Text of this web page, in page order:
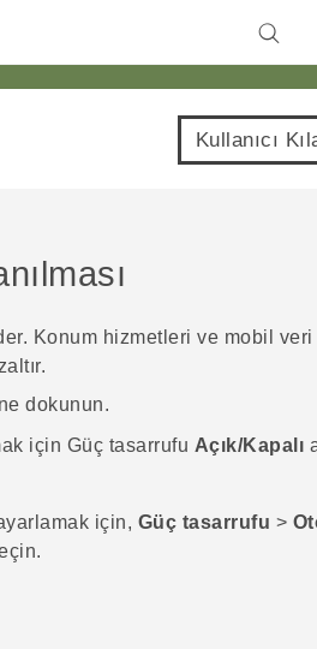
Kullanıcı
Konum hizmetleri ve mobil
dokunun.
için Güç tasarrufu Açık/Kapalı
için, Güç tasarrufu >